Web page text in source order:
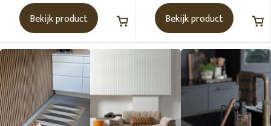
Bekijk product Bekijk product